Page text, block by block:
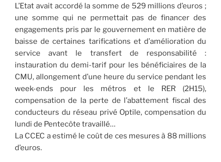
L’Etat avait accordé la somme de 529 millions d’euros ;
une somme qui ne permettait pas de financer des
engagements pris par le gouvernement en matière de
baisse de certaines tarifications et d’amélioration du
service avant le transfert de responsabilité :
instauration du demi-tarif pour les bénéficiaires de la
CMU, allongement d’une heure du service pendant les
week-ends pour les métros et le RER (2H15),
compensation de la perte de l’abattement fiscal des
conducteurs du réseau privé Optile, compensation du
lundi de Pentecôte travaillé…
La CCEC a estimé le coût de ces mesures à 88 millions
d’euros.